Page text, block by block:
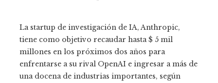
La startup de investigación de IA, Anthropic,
tiene como objetivo recaudar hasta $ 5 mil
millones en los próximos dos años para
enfrentarse a su rival OpenAI e ingresar a más de
una docena de industrias importantes, según